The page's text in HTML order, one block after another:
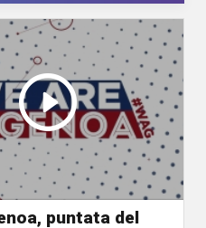
puntata del